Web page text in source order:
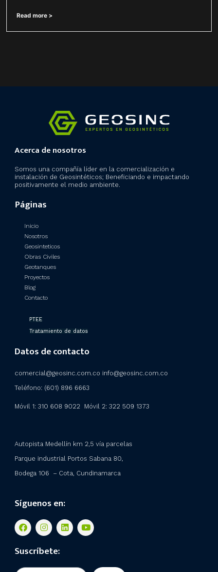
Read more >
Acerca de nosotros
Somos una compañía líder en la comercialización e
instalación de Geosintéticos; Beneficiando e impactando
positivamente el medio ambiente.
Páginas
Inicio
Nosotros
Geosinteticos
Obras Civiles
Geotanques
Proyectos
Blog
Contacto
PTEE
Tratamiento de datos
Datos de contacto
comercial@geosinc.com.co info@geosinc.com.co
Teléfono: (601) 896 6663
Móvil 1: 310 608 9022 Móvil 2: 322 509 1373
Autopista Medellín km 2,5 vía parcelas
Parque industrial Portos Sabana 80,
Bodega 106 – Cota, Cundinamarca
Síguenos en:
F
a
c
e
b
I
n
s
t
a
L
i
n
Y
o
u
Suscríbete: